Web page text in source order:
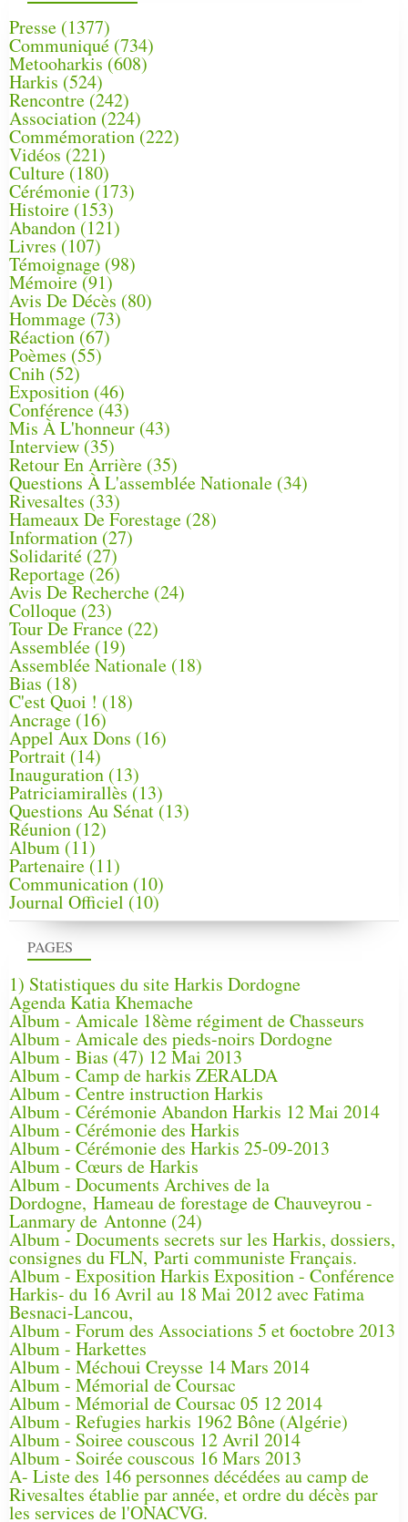
PAGES
1) Statistiques du site Harkis Dordogne
Agenda Katia Khemache
Album - Amicale 18ème régiment de Chasseurs
Album - Amicale des pieds-noirs Dordogne
Album - Bias (47) 12 Mai 2013
Album - Camp de harkis ZERALDA
Album - Centre instruction Harkis
Album - Cérémonie Abandon Harkis 12 Mai 2014
Album - Cérémonie des Harkis
Album - Cérémonie des Harkis 25-09-2013
Album - Cœurs de Harkis
Album - Documents Archives de la
Dordogne, Hameau de forestage de Chauveyrou -
Lanmary de Antonne (24)
Album - Documents secrets sur les Harkis, dossiers,
consignes du FLN, Parti communiste Français.
Album - Exposition Harkis Exposition - Conférence
Harkis- du 16 Avril au 18 Mai 2012 avec Fatima
Besnaci-Lancou,
Album - Forum des Associations 5 et 6octobre 2013
Album - Harkettes
Album - Méchoui Creysse 14 Mars 2014
Album - Mémorial de Coursac
Album - Mémorial de Coursac 05 12 2014
Album - Refugies harkis 1962 Bône (Algérie)
Album - Soiree couscous 12 Avril 2014
Album - Soirée couscous 16 Mars 2013
A- Liste des 146 personnes décédées au camp de
Rivesaltes établie par année, et ordre du décès par
les services de l'ONACVG.
Presse (1377)
Communiqué (734)
Metooharkis (608)
Harkis (524)
Rencontre (242)
Association (224)
Commémoration(222)
Vidéos (221)
Culture(180)
Cérémonie (173)
Histoire (153)
Abandon(121)
Livres (107)
Témoignage (98)
Mémoire (91)
Avis De Décès (80)
Hommage (73)
Réaction(67)
Poèmes (55)
Cnih (52)
Exposition (46)
Conférence(43)
Mis À L'honneur (43)
Interview (35)
Retour En Arrière (35)
Questions À L'assemblée Nationale (34)
Rivesaltes (33)
Hameaux De Forestage (28)
Information (27)
Solidarité (27)
Reportage(26)
Avis De Recherche (24)
Colloque (23)
Tour De France (22)
Assemblée (19)
Assemblée Nationale (18)
Bias (18)
C'est Quoi ! (18)
Ancrage (16)
Appel Aux Dons (16)
Portrait (14)
Inauguration (13)
Patriciamirallès (13)
Questions Au Sénat(13)
Réunion (12)
Album (11)
Partenaire(11)
Communication (10)
Journal Officiel (10)